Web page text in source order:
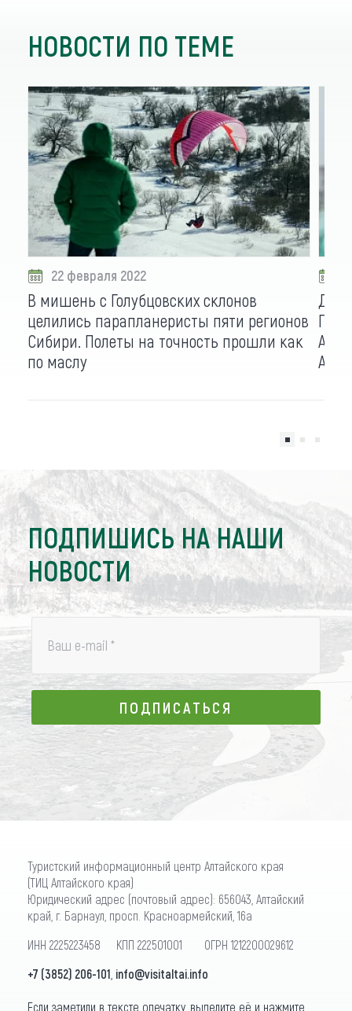
НОВОСТИ ПО ТЕМЕ
22 февраля 2022
В мишень с Голубцовских склонов
целились парапланеристы пяти регионов
Сибири. Полеты на точность прошли как
по маслу
До
ПОДПИШИСЬ НА НАШИ
НОВОСТИ
Ваш e-mail *
ПОДПИСАТЬСЯ
ПОДПИСАТЬСЯ
Туристский информационный центр Алтайского края
(ТИЦ Алтайского края)
Юридический адрес (почтовый адрес): 656043, Алтайский
край, г. Барнаул, просп. Красноармейский, 16а
ИНН 2225223458 КПП 222501001 ОГРН 1212200029612
+7 (3852) 206-101 info@visitaltai.info
Если заметили в тексте опечатку, выделите её и нажмите